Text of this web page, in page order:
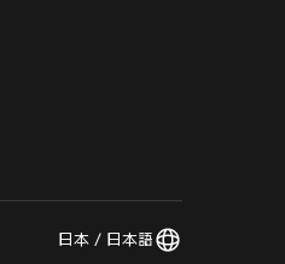
日本 / 日本語